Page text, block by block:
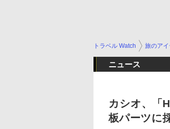
トラベル Watch 旅のアイ
ニュース
カシオ、「
板パーツに